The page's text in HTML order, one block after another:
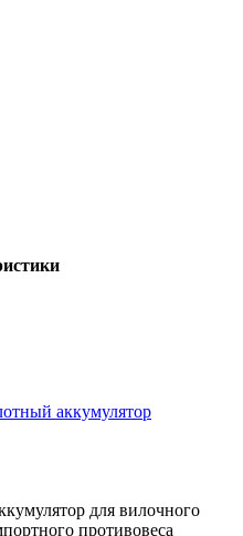
аккумулятор
для вилочного
противовеса